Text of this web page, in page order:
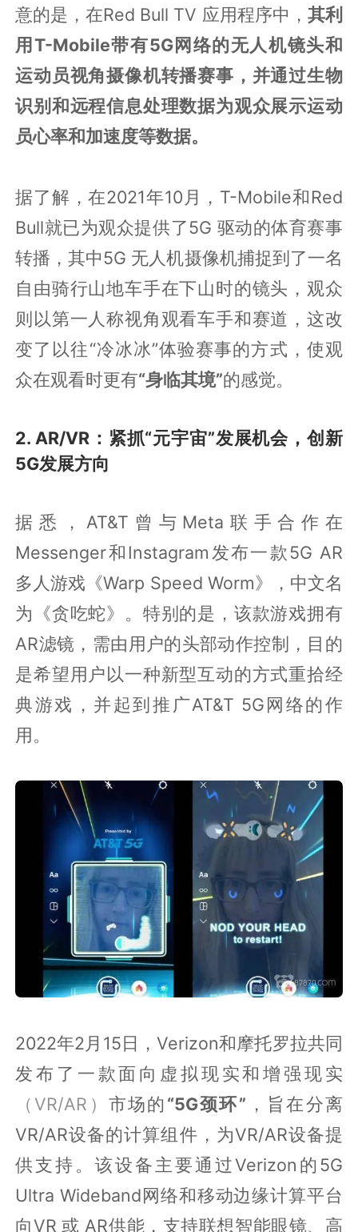
意的是，在Red Bull TV 应用程序中， 其利
用T-Mobile带有5G网络的无人机镜头和
运动员视角摄像机转播赛事，并通过生物
识别和远程信息处理数据为观众展示运动
员心率和加速度等数据。
据了解，在2021年10月，T-Mobile和Red
Bull就已为观众提供了5G 驱动的体育赛事
转播，其中5G 无人机摄像机捕捉到了一名
自由骑行山地车手在下山时的镜头，观众
则以第一人称视角观看车手和赛道，这改
变了以往“冷冰冰”体验赛事的方式，使观
众在观看时更有“身临其境”的感觉。
2. AR/VR：紧抓“元宇宙”发展机会，创新
5G发展方向
据悉，AT&T曾与Meta联手合作在
Messenger和Instagram发布一款5G AR
多人游戏《Warp Speed Worm》，中文名
为《贪吃蛇》。特别的是，该款游戏拥有
AR滤镜，需由用户的头部动作控制，目的
是希望用户以一种新型互动的方式重拾经
典游戏，并起到推广AT&T 5G网络的作
用。
2022年2月15日，Verizon和摩托罗拉共同
发布了一款面向虚拟现实和增强现实
（VR/AR） 市场的 “5G颈环” ，旨在分离
VR/AR设备的计算组件，为VR/AR设备提
供支持。该设备主要通过Verizon的5G
Ultra Wideband网络和移动边缘计算平台
向VR 或 AR供能，支持联想智能眼镜、高